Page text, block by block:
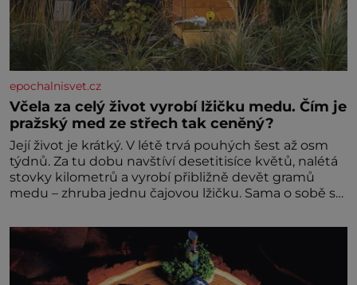
epochalnisvet.cz
Včela za celý život vyrobí lžičku medu. Čím je
pražský med ze střech tak ceněný?
Její život je krátký. V létě trvá pouhých šest až osm
týdnů. Za tu dobu navštíví desetitisíce květů, nalétá
stovky kilometrů a vyrobí přibližně devět gramů
medu – zhruba jednu čajovou lžičku. Sama o sobě se
dalšími desítkami tisíc příslušnic svého včelstva,
vznikne jeden z nejdokonalejších organismů